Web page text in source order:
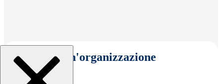
Seleziona un'organizzazione